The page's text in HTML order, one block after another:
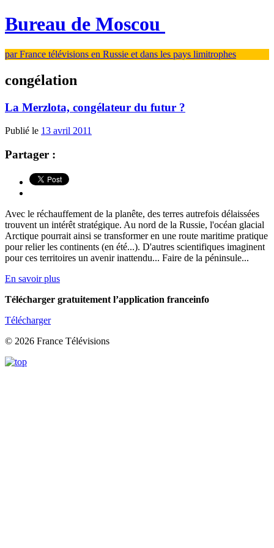
Bureau de Moscou
par France télévisions en Russie et dans les pays limitrophes
congélation
La Merzlota, congélateur du futur ?
Publié le 13 avril 2011
Partager :
Avec le réchauffement de la planête, des terres autrefois délaissées
trouvent un intérêt stratégique. Au nord de la Russie, l'océan glacial
Arctique pourrait ainsi se transformer en une route maritime pratique
pour relier les continents (en été...). D'autres scientifiques imaginent
pour ces territoires un avenir inattendu... Faire de la péninsule...
En savoir plus
Télécharger gratuitement l’application franceinfo
Télécharger
© 2026 France Télévisions